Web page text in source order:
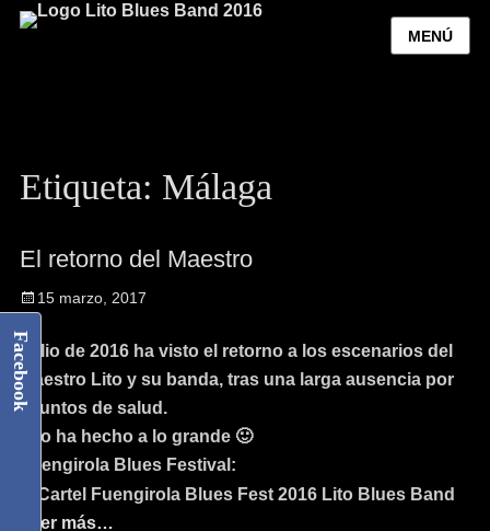
MENÚ
Etiqueta: Málaga
El retorno del Maestro
15 marzo, 2017
Julio de 2016 ha visto el retorno a los escenarios del
Maestro Lito y su banda, tras una larga ausencia por
asuntos de salud.
Y lo ha hecho a lo grande 🙂
Fuengirola Blues Festival:
Leer más…
Facebook